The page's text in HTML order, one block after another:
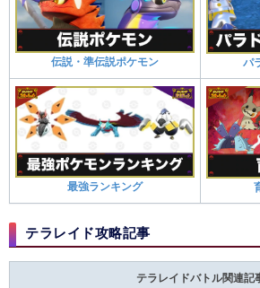
伝説・準伝説ポケモン パ
最強ランキング
テラレイド攻略記事
テラレイドバトル関連記